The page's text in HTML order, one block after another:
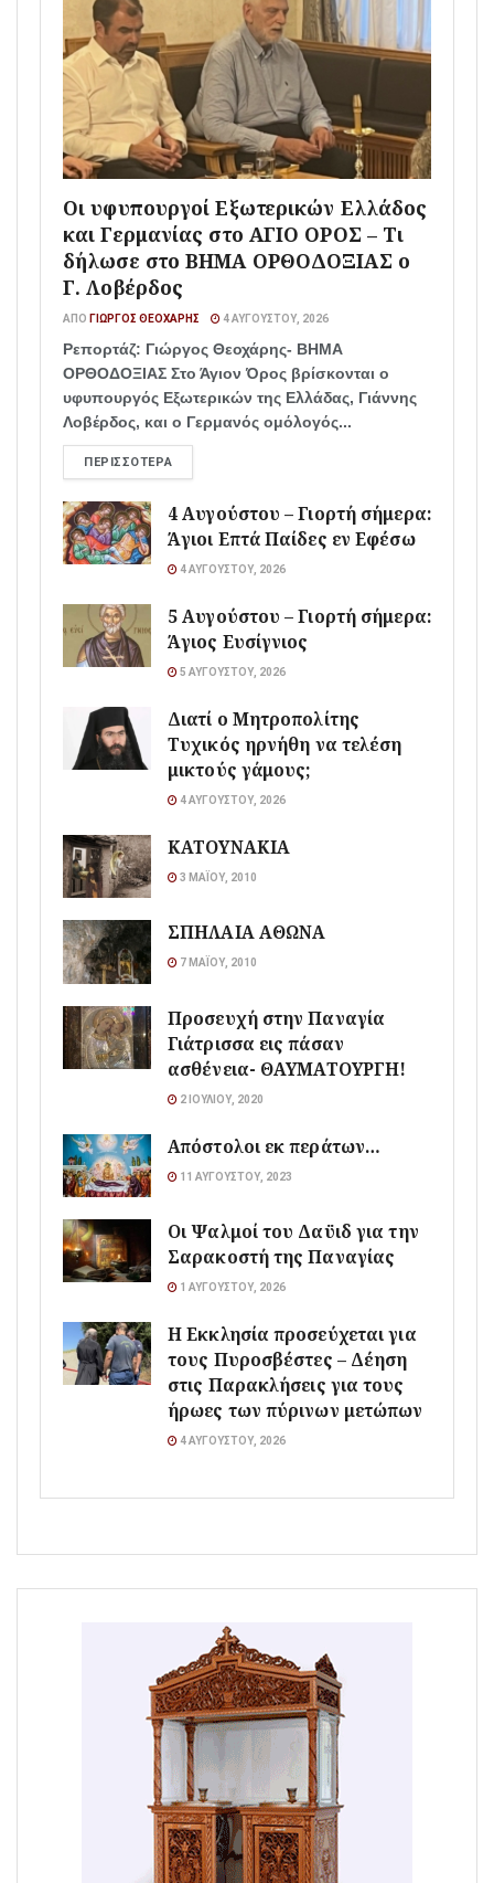
Οι υφυπουργοί Εξωτερικών Ελλάδος
και Γερμανίας στο ΑΓΙΟ ΟΡΟΣ – Τι
δήλωσε στο ΒΗΜΑ ΟΡΘΟΔΟΞΙΑΣ ο
Γ. Λοβέρδος
ΑΠΌ ΓΙΏΡΓΟΣ ΘΕΟΧΆΡΗΣ 4 ΑΥΓΟΎΣΤΟΥ, 2026
Ρεπορτάζ: Γιώργος Θεοχάρης- ΒΗΜΑ
ΟΡΘΟΔΟΞΙΑΣ Στο Άγιον Όρος βρίσκονται ο
υφυπουργός Εξωτερικών της Ελλάδας, Γιάννης
Λοβέρδος, και ο Γερμανός ομόλογός...
ΠΕΡΙΣΣΌΤΕΡΑ
4 Αυγούστου – Γιορτή σήμερα:
Άγιοι Επτά Παίδες εν Εφέσω
4 ΑΥΓΟΎΣΤΟΥ, 2026
5 Αυγούστου – Γιορτή σήμερα:
Άγιος Ευσίγνιος
5 ΑΥΓΟΎΣΤΟΥ, 2026
Διατί ο Μητροπολίτης
Τυχικός ηρνήθη να τελέση
μικτούς γάμους;
4 ΑΥΓΟΎΣΤΟΥ, 2026
ΚΑΤΟΥΝΑΚΙΑ
3 ΜΑΪ́ΟΥ, 2010
ΣΠΗΛΑΙΑ ΑΘΩΝΑ
7 ΜΑΪ́ΟΥ, 2010
Προσευχή στην Παναγία
Γιάτρισσα εις πάσαν
ασθένεια- ΘΑΥΜΑΤΟΥΡΓΗ!
2 ΙΟΥΛΊΟΥ, 2020
Απόστολοι εκ περάτων…
11 ΑΥΓΟΎΣΤΟΥ, 2023
Οι Ψαλμοί του Δαϋιδ για την
Σαρακοστή της Παναγίας
1 ΑΥΓΟΎΣΤΟΥ, 2026
Η Εκκλησία προσεύχεται για
τους Πυροσβέστες – Δέηση
στις Παρακλήσεις για τους
ήρωες των πύρινων μετώπων
4 ΑΥΓΟΎΣΤΟΥ, 2026